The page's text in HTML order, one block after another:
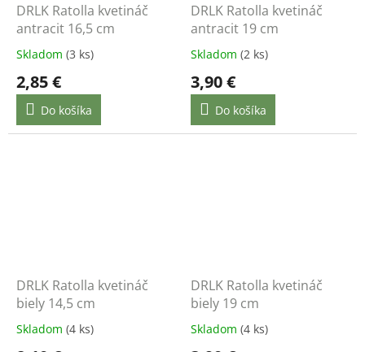
DRLK Ratolla kvetináč
antracit 16,5 cm
Skladom (3 ks)
2,85 €
Do košíka
DRLK Ratolla kvetináč
antracit 19 cm
Skladom (2 ks)
3,90 €
Do košíka
DRLK Ratolla kvetináč
biely 14,5 cm
Skladom (4 ks)
DRLK Ratolla kvetináč
biely 19 cm
Skladom (4 ks)